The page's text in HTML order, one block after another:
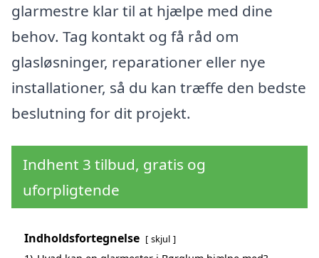
glarmestre klar til at hjælpe med dine
behov. Tag kontakt og få råd om
glasløsninger, reparationer eller nye
installationer, så du kan træffe den bedste
beslutning for dit projekt.
Indhent 3 tilbud, gratis og
uforpligtende
Indholdsfortegnelse skjul